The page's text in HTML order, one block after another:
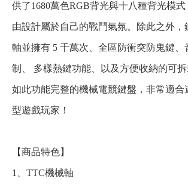
供了1680萬色RGB背光與十八種背光模
由設計屬於自己的戰鬥氣氛。除此之外，
軸並擁有 5 千萬次、全區防衝突防鬼鍵、
制、 多樣熱鍵功能、以及方便收納的可拆
如此功能完整的機械電競鍵盤，非常適合
型遊戲玩家！
【商品特色】
1、TTC機械軸